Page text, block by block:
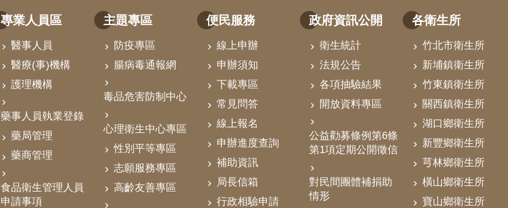
專業人員區
醫事人員
醫療(事)機構
護理機構
藥事人員執業登錄
藥局管理
藥商管理
食品衛生管理人員
申請事項
主題專區
防疫專區
腸病毒通報網
毒品危害防制中心
心理衛生中心專區
性別平等專區
志願服務專區
高齡友善專區
便民服務
線上申辦
申辦須知
下載專區
常見問答
線上報名
申辦進度查詢
補助資訊
局長信箱
行政相驗申請
政府資訊公開
衛生統計
法規公告
各項抽驗結果
開放資料專區
公益勸募條例第6條
第1項定期公開徵信
對民間團體補捐助
情形
各衛生所
竹北市衛生所
新埔鎮衛生所
竹東鎮衛生所
關西鎮衛生所
湖口鄉衛生所
新豐鄉衛生所
芎林鄉衛生所
橫山鄉衛生所
寶山鄉衛生所